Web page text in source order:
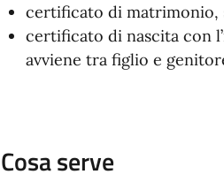
certificato di matrimonio,
certificato di nascita con
avviene tra figlio e
Cosa serve